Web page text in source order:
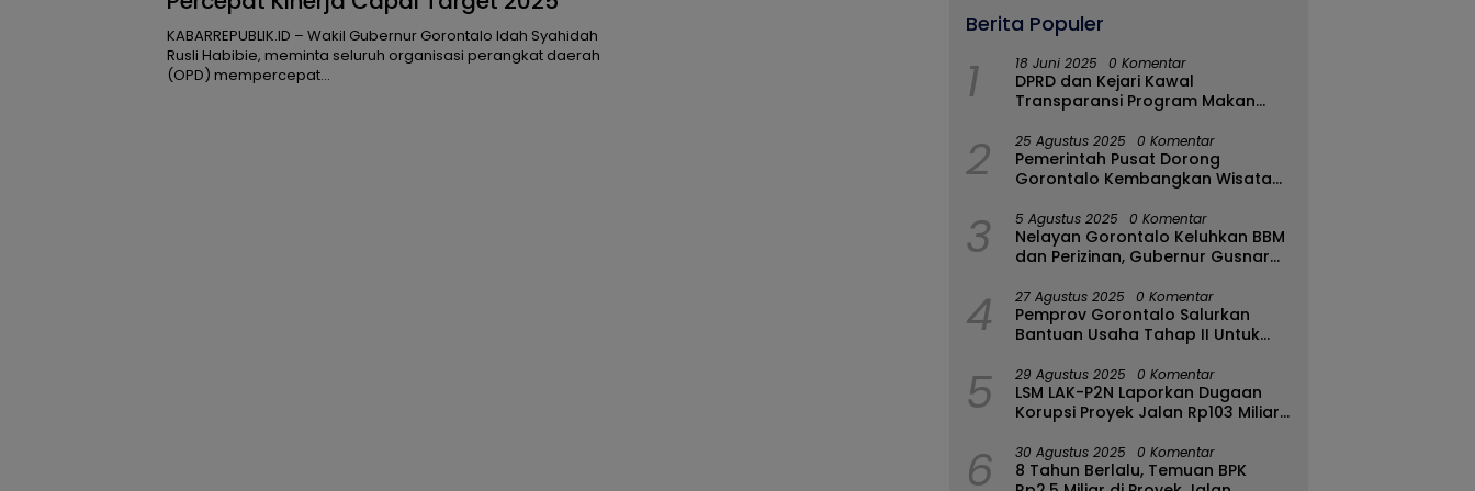
KABARREPUBLIK.ID – Wakil Gubernur Gorontalo Idah Syahidah
Rusli Habibie, meminta seluruh organisasi perangkat daerah
(OPD) mempercepat…
Berita Populer
1 18 Juni 2025 0 Komentar
DPRD dan Kejari Kawal
Transparansi Program Makan
2 25 Agustus 2025 0 Komentar
Pemerintah Pusat Dorong
Gorontalo Kembangkan Wisata
3 5 Agustus 2025 0 Komentar
Nelayan Gorontalo Keluhkan BBM
dan Perizinan, Gubernur Gusnar
4 27 Agustus 2025 0 Komentar
Pemprov Gorontalo Salurkan
Bantuan Usaha Tahap II Untuk
Bulango
5 29 Agustus 2025 0 Komentar
LSM LAK-P2N Laporkan Dugaan
Korupsi Proyek Jalan Rp103 Miliar
6 30 Agustus 2025 0 Komentar
8 Tahun Berlalu, Temuan BPK